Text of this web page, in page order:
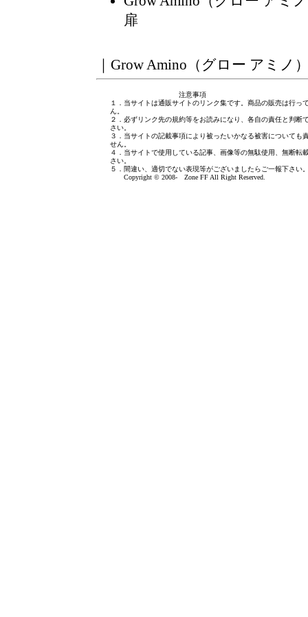
扉
｜ Grow Amino（グロー アミノ
注意事項
１．当サイトは通販サイトのリンク集です。商品の販売は行っ
ん。
２．必ずリンク先の規約等をお読みになり、各自の責任と判断
さい。
３．当サイトの記載事項により被ったいかなる被害についても
せん。
４．当サイトで使用している記事、画像等の無駄使用、無断転
さい。
５．間違い、適切でない表現等がございましたら ご一報下さい
Copyright © 2008- Zone FF All Right Reserved.